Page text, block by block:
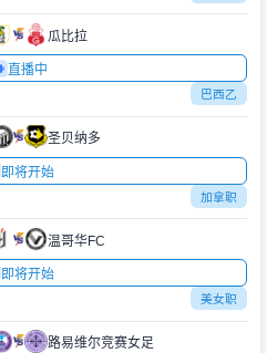
瓜比拉
直播中
巴西乙
圣贝纳多
即将开始
加拿职
温哥华FC
即将开始
美女职
路易维尔竞赛女足